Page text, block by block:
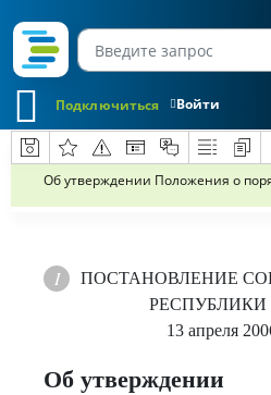
Войти
Подключиться
Об утверждении Положения о
ПОСТАНОВЛЕНИЕ
РЕСПУБЛИКИ
13 апреля
Об утверждении